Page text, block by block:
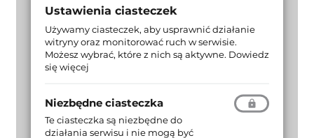
Ustawienia ciasteczek
Używamy ciasteczek, aby usprawnić działanie
witryny oraz monitorować ruch w serwisie.
Możesz wybrać, które z nich są aktywne. Dowiedz
się więcej
Niezbędne ciasteczka
Te ciasteczka są niezbędne do
działania serwisu i nie mogą być